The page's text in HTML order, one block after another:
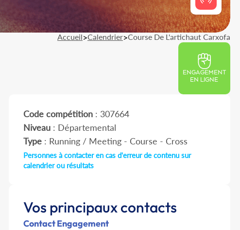
Accueil>Calendrier>Course De L'artichaut Carxofa
ENGAGEMENT
EN LIGNE
Code compétition: 307664
Niveau: Départemental
Type: Running / Meeting - Course - Cross
Personnes à contacter en cas d'erreur de contenu sur
calendrier ou résultats
Vos principaux contacts
Contact Engagement